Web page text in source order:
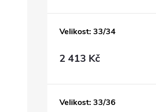
Velikost: 33/34
2 413 Kč
Velikost: 33/36